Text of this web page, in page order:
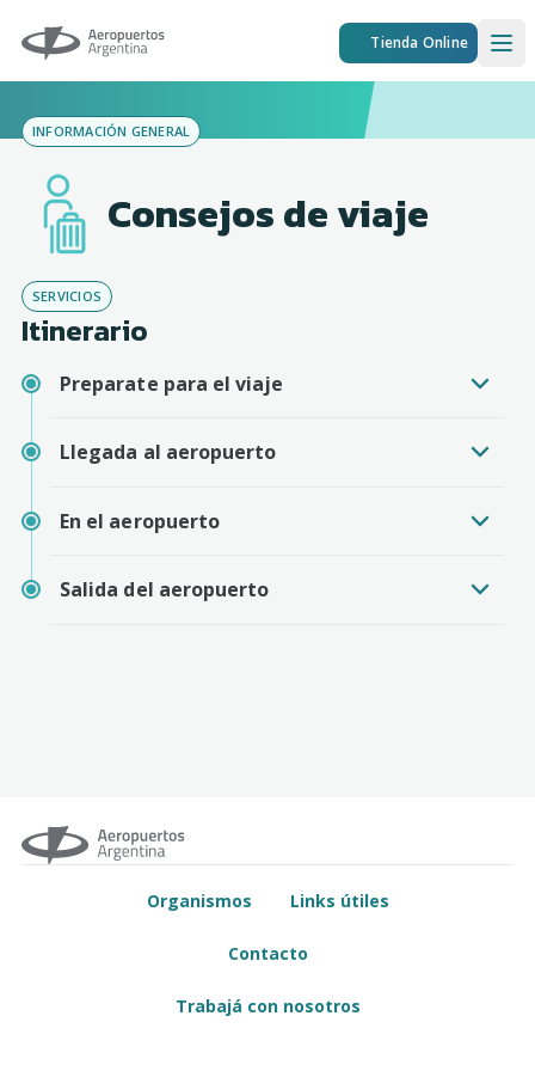
Aeropuertos Argentina Tienda Online
INFORMACIÓN GENERAL
Consejos de viaje
SERVICIOS
Itinerario
Preparate para el viaje
Llegada al aeropuerto
En el aeropuerto
Salida del aeropuerto
Organismos Links útiles
Contacto
Trabajá con nosotros